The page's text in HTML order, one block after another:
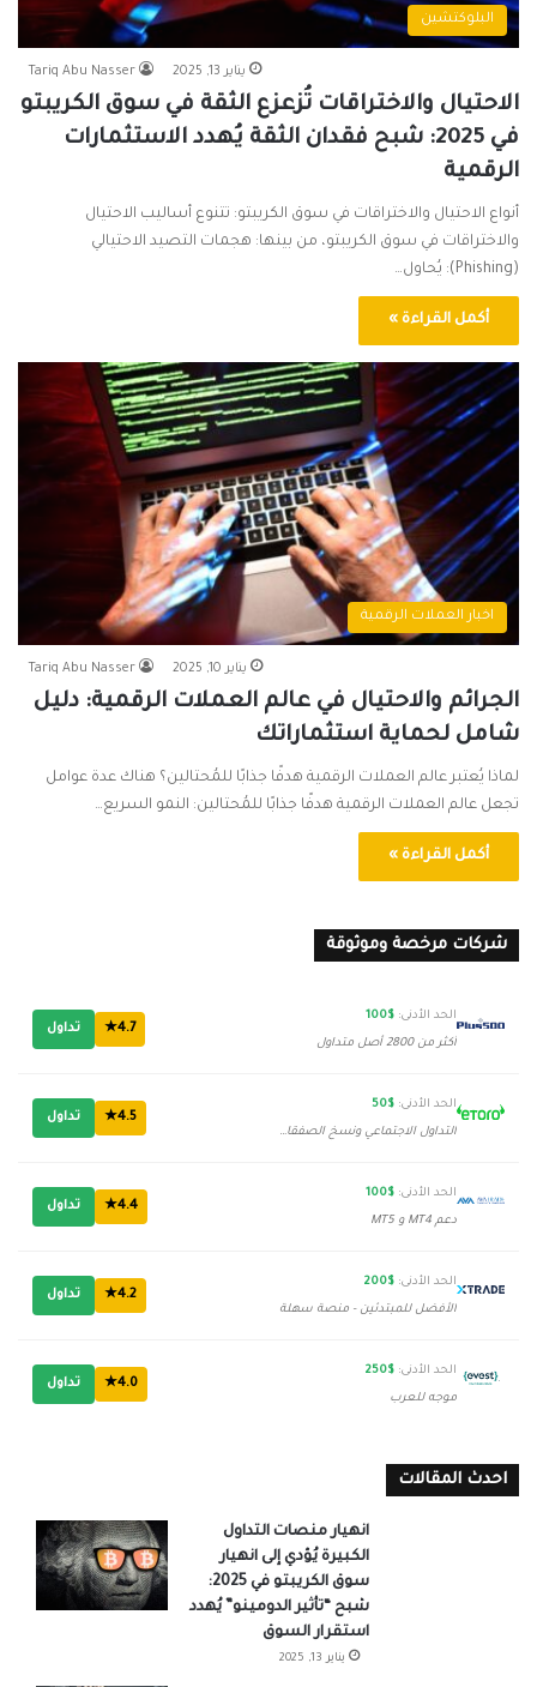
البلوكتشين
Tariq Abu Nasser يناير 13, 2025
الاحتيال والاختراقات تُزعزع الثقة في سوق الكريبتو
في 2025: شبح فقدان الثقة يُهدد الاستثمارات
الرقمية
أنواع الاحتيال والاختراقات في سوق الكريبتو: تتنوع أساليب الاحتيال
والاختراقات في سوق الكريبتو، من بينها: هجمات التصيد الاحتيالي
(Phishing): يُحاول…
أكمل القراءة »
اخبار العملات الرقمية
Tariq Abu Nasser يناير 10, 2025
الجرائم والاحتيال في عالم العملات الرقمية: دليل
شامل لحماية استثماراتك
لماذا يُعتبر عالم العملات الرقمية هدفًا جذابًا للمُحتالين؟ هناك عدة عوامل
تجعل عالم العملات الرقمية هدفًا جذابًا للمُحتالين: النمو السريع…
أكمل القراءة »
شركات مرخصة وموثوقة
الحد الأدنى: $100
أكثر من 2800 أصل متداول
4.7★ تداول
الحد الأدنى: $50
التداول الاجتماعي ونسخ الصفقات
4.5★ تداول
الحد الأدنى: $100
دعم MT4 و MT5
4.4★ تداول
الحد الأدنى: $200
الأفضل للمبتدئين - منصة سهلة
4.2★ تداول
الحد الأدنى: $250
موجه للعرب
4.0★ تداول
احدث المقالات
انهيار منصات التداول
الكبيرة يُؤدي إلى انهيار
سوق الكريبتو في 2025:
شبح “تأثير الدومينو” يُهدد
استقرار السوق
يناير 13, 2025